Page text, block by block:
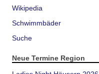
Wikipedia
Schwimmbäder
Suche
Neue Termine Region